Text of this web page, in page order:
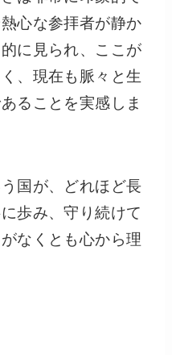
心な参拝者が静か
に見られ、ここが
、現在も脈々と生
ることを実感しま
国が、どれほど長
歩み、守り続けて
なくとも心から理